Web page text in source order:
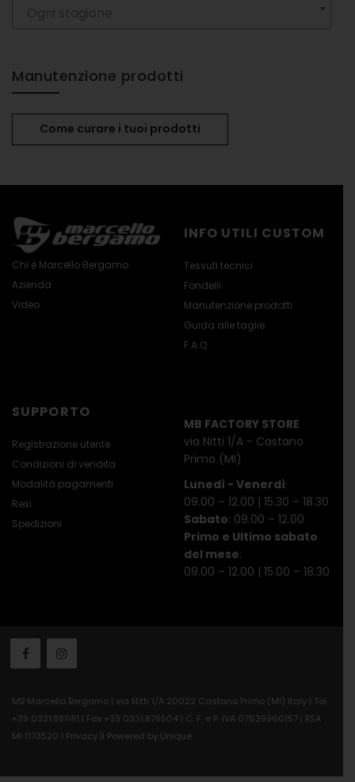
Manutenzione prodotti
Come curare i tuoi prodotti
Chi è Marcello Bergamo
Azienda
Video
INFO UTILI CUSTOM
Tessuti tecnici
Fondelli
Manutenzione prodotti
Guida alle taglie
F.A.Q.
SUPPORTO
Registrazione utente
Condizioni di vendita
Modalità pagamenti
Resi
Spedizioni
MB FACTORY STORE
via Nitti 1/A - Castano
Primo (MI)
Lunedì - Venerdì:
09.00 – 12.00 | 15.30 – 18.30
Sabato: 09.00 – 12.00
Primo e Ultimo sabato
del mese:
09.00 – 12.00 | 15.00 – 18.30
MB Marcello Bergamo | via Nitti 1/A 20022 Castano Primo (MI) Italy | Tel.
+39 0331.881181 | Fax +39 0331.878504 | C. F. e P. IVA 07639960157 | REA
MI 1173520 | Privacy || Powered by Unique